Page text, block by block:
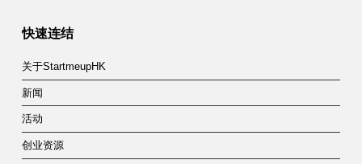
e
C
a
t
e
快速连结
关于StartmeupHK
新闻
活动
创业资源